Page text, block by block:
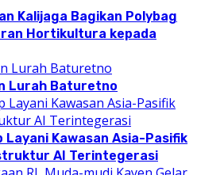
Kalijaga Bagikan Polybag
Hortikultura kepada
Lurah Baturetno
Kawasan Asia-Pasifik
AI Terintegerasi